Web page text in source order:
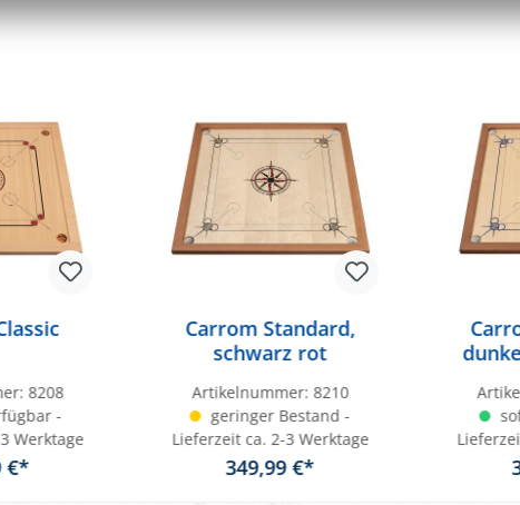
8208
-
Werktage
€*
Carrom Standard,
schwarz rot
Artikelnummer:8210
geringer Bestand -
Lieferzeit ca. 2-3 Werktage
349,99 €*